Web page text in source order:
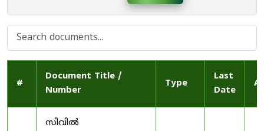
#
Document Title /
Number
Type
Last
Date
സിവിൽ